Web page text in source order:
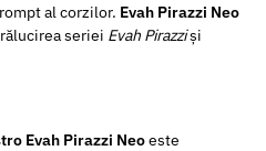
al corzilor. Evah Pirazzi Neo
seriei Evah Pirazziși
Evah Pirazzi Neoeste